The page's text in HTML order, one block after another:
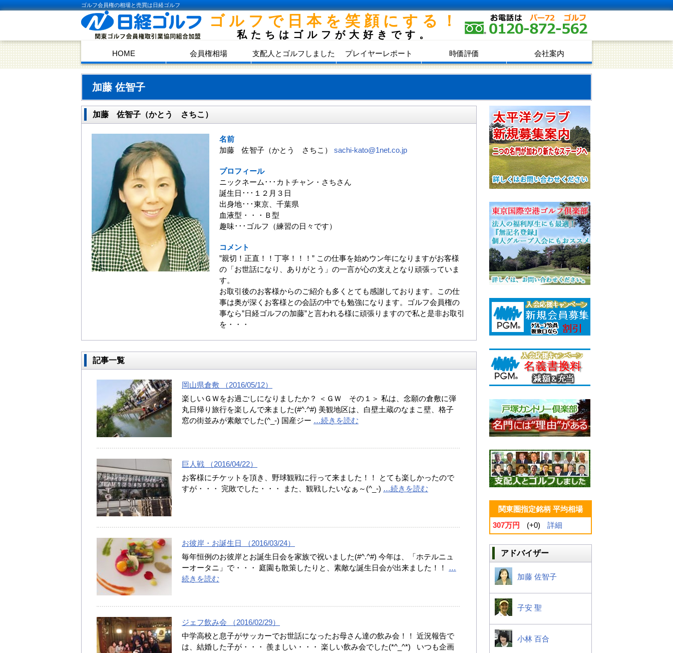
ゴルフ会員権の相場と売買は日経ゴルフ
ゴルフで日本を笑顔にする！
私たちはゴルフが大好きです。
HOME 会員権相場 支配人とゴルフしました プレイヤーレポート 時価評価 会社案内
加藤 佐智子
加藤 佐智子（かとう さちこ）
名前
加藤 佐智子（かとう さちこ）
sachi-kato@1net.co.jp
プロフィール
ニックネーム･･･カトチャン・さちさん
誕生日･･･１２月３日
出身地･･･東京、千葉県
血液型・・・Ｂ型
趣味･･･ゴルフ（練習の日々です）
コメント
”親切！正直！！丁寧！！！” この仕事を始めウン年になりますがお客様
の「お世話になり、ありがとう」の一言が心の支えとなり頑張っていま
す。
お取引後のお客様からのご紹介も多くとても感謝しております。この仕
事は奥が深くお客様との会話の中でも勉強になります。ゴルフ会員権の
事なら”日経ゴルフの加藤”と言われる様に頑張りますので私と是非お取引
を・・・
記事一覧
岡山県倉敷 （2016/05/12）
楽しいＧＷをお過ごしになりましたか？ ＜ＧＷ その１＞ 私は、念願の倉敷に弾
丸日帰り旅行を楽しんで来ました(#^.^#) 美観地区は、白壁土蔵のなまこ壁、格子
窓の街並みが素敵でした(^_-) 国産ジー …続きを読む
巨人戦 （2016/04/22）
お客様にチケットを頂き、野球観戦に行って来ました！！ とても楽しかったので
すが・・・ 完敗でした・・・ また、観戦したいなぁ～(^_-) …続きを読む
お彼岸・お誕生日 （2016/03/24）
毎年恒例のお彼岸とお誕生日会を家族で祝いました(#^.^#) 今年は、「ホテルニュ
ーオータニ」で・・・ 庭園も散策したりと、素敵な誕生日会が出来ました！！
…
続きを読む
ジェフ飲み会 （2016/02/29）
中学高校と息子がサッカーでお世話になったお母さん達の飲み会！！ 近況報告で
は、結婚した子が・・・ 羨ましい・・・ 楽しい飲み会でした(*^_^*) いつも企画
関東圏指定銘柄 平均相場
307万円
(+0) 詳細
アドバイザー
加藤 佐智子
子安 聖
小林 百合